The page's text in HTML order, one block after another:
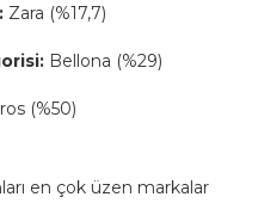
Zara (%17,7)
Bellona (%29)
(%50)
en çok üzen markalar